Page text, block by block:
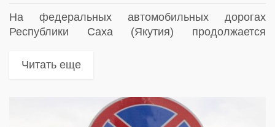
На федеральных автомобильных дорогах
Республики Саха (Якутия) продолжается
фотовидеофиксации нарушений правил
Читать еще